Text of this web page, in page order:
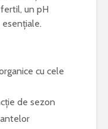
un pH
cu cele
de sezon